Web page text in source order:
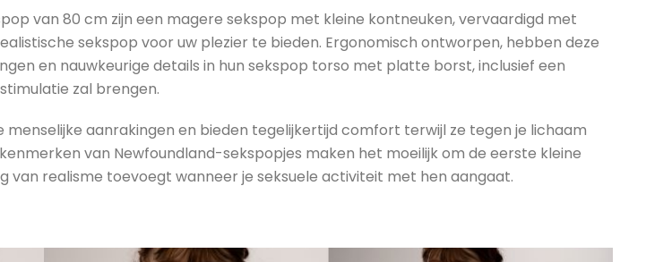
van 80 cm zijn een magere sekspop met kleine kontneuken, vervaardigd met
sekspop voor uw plezier te bieden. Ergonomisch ontworpen, hebben deze
en nauwkeurige details in hun sekspop torso met platte borst, inclusief een
zal brengen.
aanrakingen en bieden tegelijkertijd comfort terwijl ze tegen je lichaam
van Newfoundland-sekspopjes maken het moeilijk om de eerste kleine
realisme toevoegt wanneer je seksuele activiteit met hen aangaat.